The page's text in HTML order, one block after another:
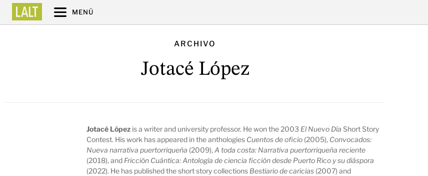
MENÚ
ARCHIVO
Jotacé López
Jotacé López is a writer and university professor. He won the 2003 El Nuevo Día Short Story
Contest. His work has appeared in the anthologies Cuentos de oficio (2005), Convocados:
Nueva narrativa puertorriqueña (2009),A toda costa: Narrativa puertorriqueña reciente
(2018), and Fricción Cuántica: Antología de ciencia ficción desde Puerto Rico y su diáspora
(2022). He has published the short story collections Bestiario de caricias (2007) and